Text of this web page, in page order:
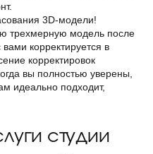
3D-модели!
трехмерную модель после
корректируется в
корректировок
вы полностью уверены,
идеально подходит,
студии